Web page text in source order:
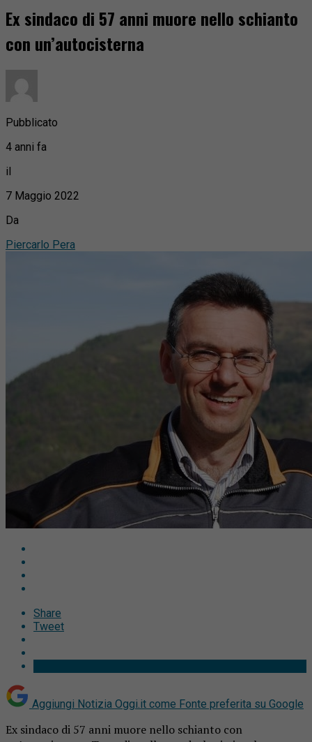
Ex sindaco di 57 anni muore nello schianto
con un’autocisterna
Pubblicato
4 anni fa
il
7 Maggio 2022
Da
Piercarlo Pera
Share
Tweet
Aggiungi Notizia Oggi.it come Fonte preferita su Google
Ex sindaco di 57 anni muore nello schianto con